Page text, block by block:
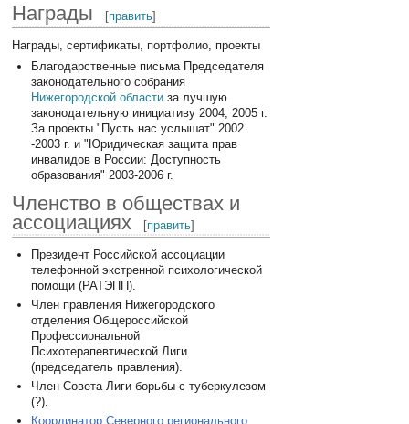
Награды [править]
Награды, сертификаты, портфолио, проекты
Благодарственные письма Председателя
законодательного собрания
Нижегородской областиза лучшую
законодательную инициативу 2004, 2005 г.
За проекты "Пусть нас услышат" 2002
-2003 г. и "Юридическая защита прав
инвалидов в России: Доступность
образования" 2003-2006 г.
Членство в обществах и
ассоциациях
[править]
Президент Российской ассоциации
телефонной экстренной психологической
помощи (РАТЭПП).
Член правления Нижегородского
отделения Общероссийской
Профессиональной
Психотерапевтической Лиги
(председатель правления).
Член Совета Лиги борьбы с туберкулезом
(?).
Координатор Северного регионального